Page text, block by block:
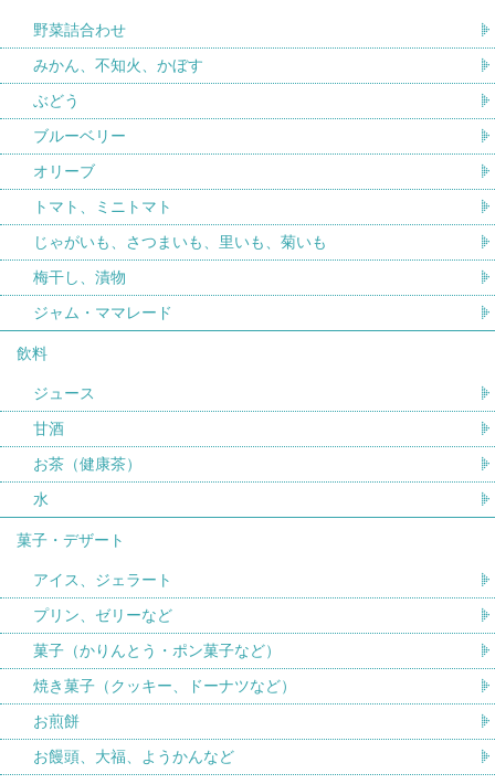
野菜詰合わせ
みかん、不知火、かぼす
ぶどう
ブルーベリー
オリーブ
トマト、ミニトマト
じゃがいも、さつまいも、里いも、菊いも
梅干し、漬物
ジャム・ママレード
飲料
ジュース
甘酒
お茶（健康茶）
水
菓子・デザート
アイス、ジェラート
プリン、ゼリーなど
菓子（かりんとう・ポン菓子など）
焼き菓子（クッキー、ドーナツなど）
お煎餅
お饅頭、大福、ようかんなど